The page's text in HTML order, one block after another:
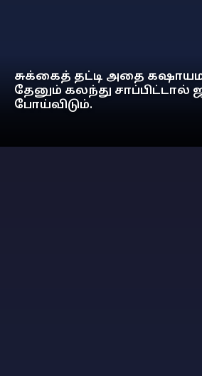
சுக்கைத் தட்டி அதை
தேனும் கலந்து
போய்விடும்.